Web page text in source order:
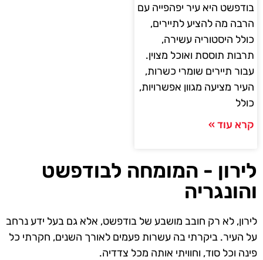
בודפשט היא עיר יפהפייה עם
הרבה מה להציע לתיירים,
כולל היסטוריה עשירה,
תרבות תוססת ואוכל מצוין.
עבור תיירים שומרי כשרות,
העיר מציעה מגוון אפשרויות,
כולל
קרא עוד »
לירון - המומחה לבודפשט
והונגריה
לירון, לא רק חובב מושבע של בודפשט, אלא גם בעל ידע נרחב
על העיר. ביקרתי בה עשרות פעמים לאורך השנים, חקרתי כל
פינה וכל סוד, וחוויתי אותה מכל צדדיה.